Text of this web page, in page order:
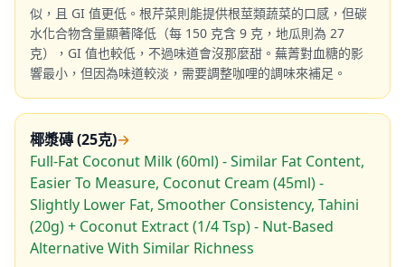
似，且 GI 值更低。根芹菜則能提供根莖類蔬菜的口感，但碳
水化合物含量顯著降低（每 150 克含 9 克，地瓜則為 27
克），GI 值也較低，不過味道會沒那麼甜。蕪菁對血糖的影
響最小，但因為味道較淡，需要調整咖哩的調味來補足。
椰漿磚 (25克)→
Full-Fat Coconut Milk (60ml) - Similar Fat Content,
Easier To Measure, Coconut Cream (45ml) -
Slightly Lower Fat, Smoother Consistency, Tahini
(20g) + Coconut Extract (1/4 Tsp) - Nut-Based
Alternative With Similar Richness